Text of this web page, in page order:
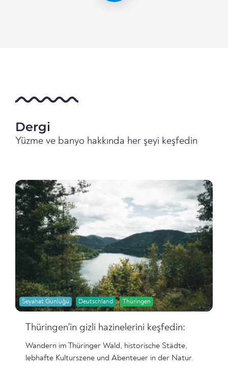
Dergi
Yüzme ve banyo hakkında her şeyi keşfedin
Seyahat Günlüğü Deutschland Thüringen
Thüringen'in gizli hazinelerini keşfedin:
Wandern im Thüringer Wald, historische Städte,
lebhafte Kulturszene und Abenteuer in der Natur.